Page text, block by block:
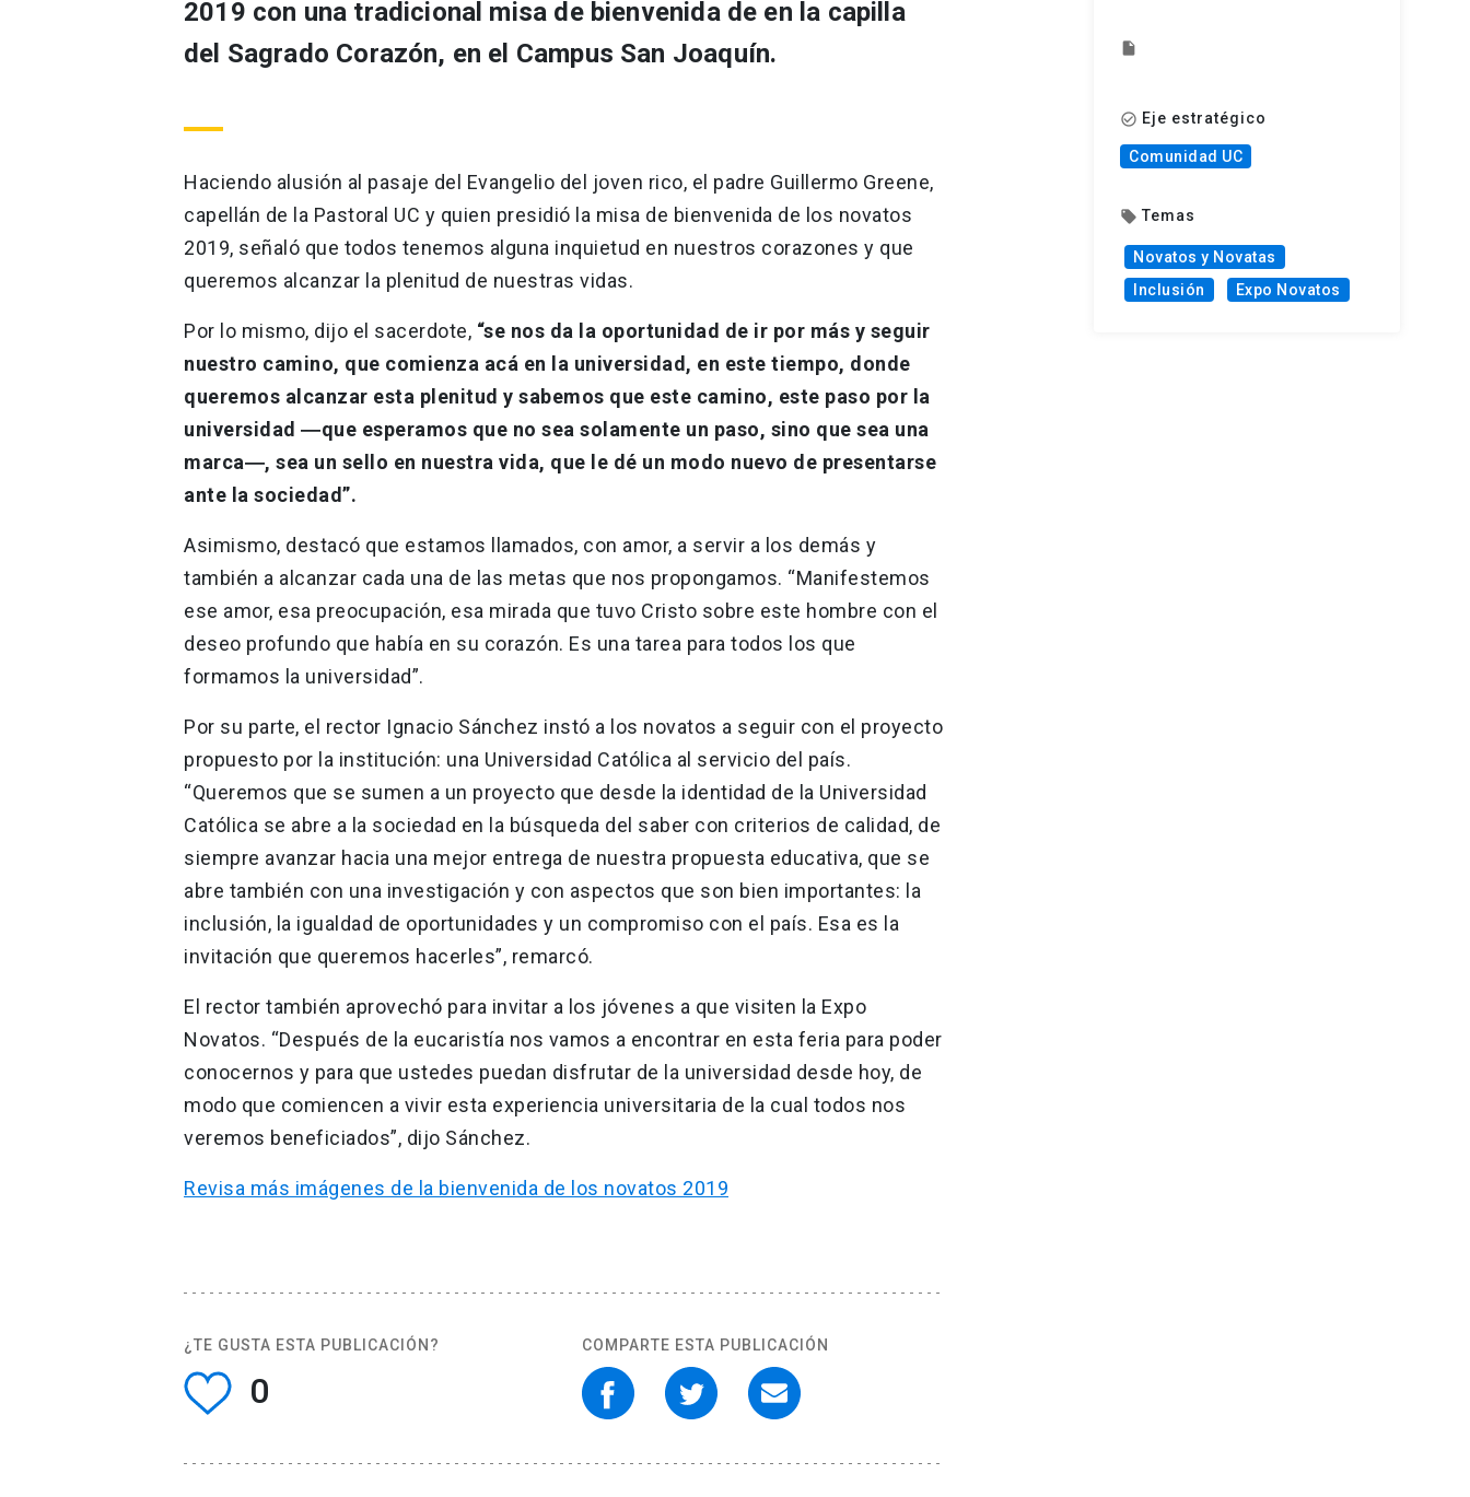
2019 con una tradicional misa de bienvenida de en la capilla
del Sagrado Corazón, en el Campus San Joaquín.
Haciendo alusión al pasaje del Evangelio del joven rico, el padre Guillermo Greene,
capellán de la Pastoral UC y quien presidió la misa de bienvenida de los novatos
2019, señaló que todos tenemos alguna inquietud en nuestros corazones y que
queremos alcanzar la plenitud de nuestras vidas.
Por lo mismo, dijo el sacerdote, “se nos da la oportunidad de ir por más y seguir
nuestro camino, que comienza acá en la universidad, en este tiempo, donde
queremos alcanzar esta plenitud y sabemos que este camino, este paso por la
universidad ―que esperamos que no sea solamente un paso, sino que sea una
marca―, sea un sello en nuestra vida, que le dé un modo nuevo de presentarse
ante la sociedad”.
Asimismo, destacó que estamos llamados, con amor, a servir a los demás y
también a alcanzar cada una de las metas que nos propongamos. “Manifestemos
ese amor, esa preocupación, esa mirada que tuvo Cristo sobre este hombre con el
deseo profundo que había en su corazón. Es una tarea para todos los que
formamos la universidad”.
Por su parte, el rector Ignacio Sánchez instó a los novatos a seguir con el proyecto
propuesto por la institución: una Universidad Católica al servicio del país.
“Queremos que se sumen a un proyecto que desde la identidad de la Universidad
Católica se abre a la sociedad en la búsqueda del saber con criterios de calidad, de
siempre avanzar hacia una mejor entrega de nuestra propuesta educativa, que se
abre también con una investigación y con aspectos que son bien importantes: la
inclusión, la igualdad de oportunidades y un compromiso con el país. Esa es la
invitación que queremos hacerles”, remarcó.
El rector también aprovechó para invitar a los jóvenes a que visiten la Expo
Novatos. “Después de la eucaristía nos vamos a encontrar en esta feria para poder
conocernos y para que ustedes puedan disfrutar de la universidad desde hoy, de
modo que comiencen a vivir esta experiencia universitaria de la cual todos nos
veremos beneficiados”, dijo Sánchez.
Revisa más imágenes de la bienvenida de los novatos 2019
¿TE GUSTA ESTA PUBLICACIÓN?
0
COMPARTE ESTA PUBLICACIÓN
insert_drive_file
check_circle_outline Eje estratégico
Comunidad UC
local_offer Temas
Novatos y Novatas
Inclusión
Expo Novatos